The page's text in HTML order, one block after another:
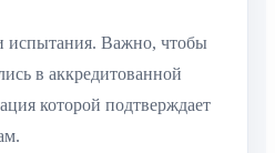
испытания. Важно, чтобы
в аккредитованной
которой подтверждает